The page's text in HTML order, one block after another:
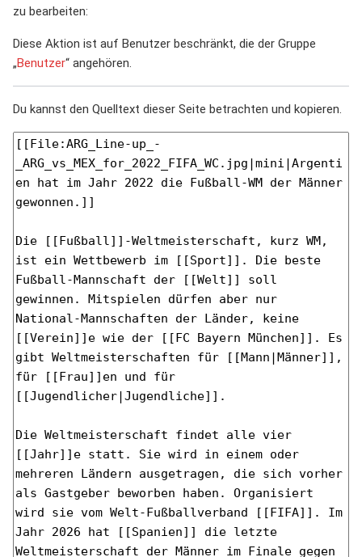
zu bearbeiten:
Diese Aktion ist auf Benutzer beschränkt, die der Gruppe
„Benutzer“ angehören.
Du kannst den Quelltext dieser Seite betrachten und kopieren.